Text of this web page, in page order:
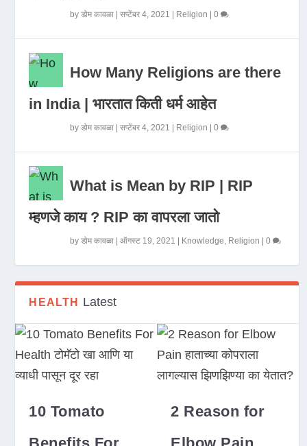
byडोम कावळा |सप्टेंबर 4, 2021 Religion |0
How Many Religions are there
in India | भारतात किती धर्म आहेत
byडोम कावळा |सप्टेंबर 4, 2021 Religion |0
What is Mean by RIP | RIP
म्हणजे काय ? RIP का वापरला जातो
byडोम कावळा |ऑगस्ट 19, 2021 Knowledge, Religion |0
HEALTH Latest
10 Tomato
2 Reason for